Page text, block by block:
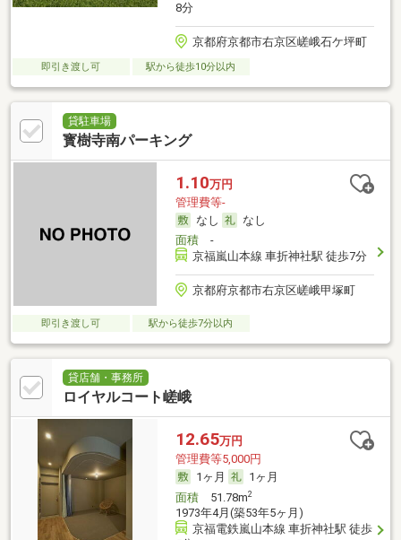
8分
京都府京都市右京区嵯峨石ケ坪町
即引き渡し可 駅から徒歩10分以内
貸駐車場
寳樹寺南パーキング
1.10万円
管理費等-
なし
なし
面積-
京福嵐山本線 車折神社駅 徒歩7分
京都府京都市右京区嵯峨甲塚町
即引き渡し可 駅から徒歩7分以内
貸店舗・事務所
ロイヤルコート嵯峨
12.65万円
管理費等5,000円
1ヶ月
1ヶ月
面積51.78m2
1973年4月(築53年5ヶ月)
京福電鉄嵐山本線 車折神社駅 徒歩